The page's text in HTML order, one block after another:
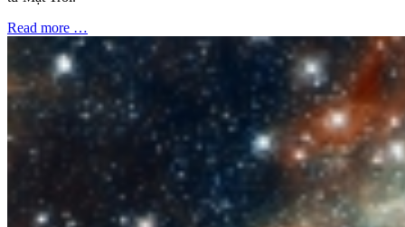
Read more …